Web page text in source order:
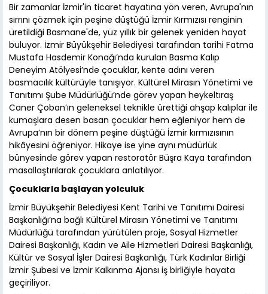
Bir zamanlar İzmir'in ticaret hayatına yön veren, Avrupa'nın
sırrını çözmek için peşine düştüğü İzmir Kırmızısı renginin
üretildiği Basmane'de, yüz yıllık bir gelenek yeniden hayat
buluyor. İzmir Büyükşehir Belediyesi tarafından tarihi Fatma
Mustafa Hasdemir Konağı’nda kurulan Basma Kalıp
Deneyim Atölyesi’nde çocuklar, kente adını veren
basmacılık kültürüyle tanışıyor. Kültürel Mirasın Yönetimi ve
Tanıtımı Şube Müdürlüğü’nde görev yapan heykeltıraş
Caner Çoban’ın geleneksel teknikle ürettiği ahşap kalıplar ile
kumaşlara desen basan çocuklar hem eğleniyor hem de
Avrupa’nın bir dönem peşine düştüğü İzmir kırmızısının
hikâyesini öğreniyor. Hikaye ise yine aynı müdürlük
bünyesinde görev yapan restoratör Büşra Kaya tarafından
masallaştırılarak çocuklara anlatılıyor.
Çocuklarla başlayan yolculuk
İzmir Büyükşehir Belediyesi Kent Tarihi ve Tanıtımı Dairesi
Başkanlığı’na bağlı Kültürel Mirasın Yönetimi ve Tanıtımı
Müdürlüğü tarafından yürütülen proje, Sosyal Hizmetler
Dairesi Başkanlığı, Kadın ve Aile Hizmetleri Dairesi Başkanlığı,
Kültür ve Sosyal İşler Dairesi Başkanlığı, Türk Kadınlar Birliği
İzmir Şubesi ve İzmir Kalkınma Ajansı iş birliğiyle hayata
geçiriliyor.